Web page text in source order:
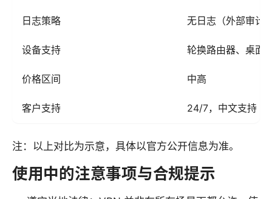
日志策略 无日志（外部审计
设备支持 轮换路由器、桌面
价格区间 中高
客户支持 24/7，中文支持
注：以上对比为示意，具体以官方公开信息为准。
使用中的注意事项与合规提示